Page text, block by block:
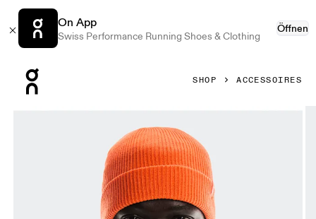
On App
Swiss Performance Running Shoes & Clothing
Öffnen
SHOP ACCESSOIRES